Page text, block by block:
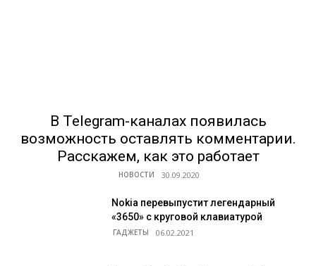
В Telegram-каналах появилась
возможность оставлять комментарии.
Расскажем, как это работает
НОВОСТИ
Nokia перевыпустит легендарный
«3650» с круговой клавиатурой
ГАДЖЕТЫ